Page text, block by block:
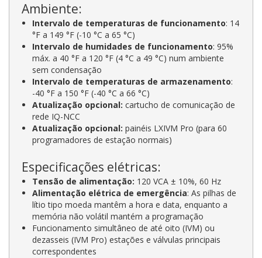
Ambiente:
Intervalo de temperaturas de funcionamento: 14
°F a 149 °F (-10 °C a 65 °C)
Intervalo de humidades de funcionamento: 95%
máx. a 40 °F a 120 °F (4 °C a 49 °C) num ambiente
sem condensação
Intervalo de temperaturas de armazenamento:
-40 °F a 150 °F (-40 °C a 66 °C)
Atualização opcional: cartucho de comunicação de
rede IQ-NCC
Atualização opcional:painéis LXIVM Pro (para 60
programadores de estação normais)
Especificações elétricas:
Tensão de alimentação: 120 VCA ± 10%, 60 Hz
Alimentação elétrica de emergência: As pilhas de
lítio tipo moeda mantêm a hora e data, enquanto a
memória não volátil mantém a programação
Funcionamento simultâneo de até oito (IVM) ou
dezasseis (IVM Pro) estações e válvulas principais
correspondentes